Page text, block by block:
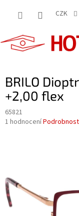
CZK
BRILO
+2,00 flex
65821
Průměrné
5
hvězdiček.
1 hodnocení